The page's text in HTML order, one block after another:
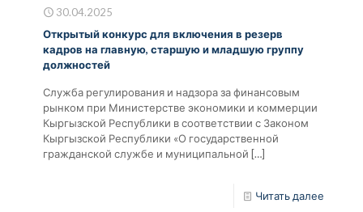
30.04.2025
Открытый конкурс для включения в резерв
кадров на главную, старшую и младшую группу
должностей
Служба регулирования и надзора за финансовым
рынком при Министерстве экономики и коммерции
Кыргызской Республики в соответствии с Законом
Кыргызской Республики «О государственной
гражданской службе и муниципальной […]
Читать далее